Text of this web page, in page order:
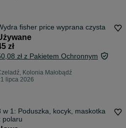
fisher price wyprana czysta
zł
zł z Pakietem Ochronnym
Kolonia Małobądź
lipca 2026
w 1: Poduszka, kocyk, maskotka
polaru